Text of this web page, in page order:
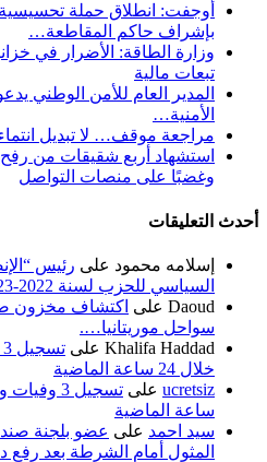
أوجفت: انطلاق حملة
بإشراف حاكم المقاطعة…
وزارة الطاقة: الأضرار في
تبعات مالية
المدير العام للأمن الوطني
الأمنية…
مراجعة موقف… لا تبديل
استشهاد أربع شقيقات من رفح
وغضبًا على منصات التواصل
أحدث التعليقات
إسلامه محمود على رئيس
السياسي للحزب لسنة 2022-2023
Daoud على اكتشاف مخزون
سواحل موريتانيا….
Khalifa Haddad على
خلال 24 ساعة الماضية
ucretsiz على
ساعة الماضية
سيد احمد على عضو بلجنة
المثول أمام الشرطة بعد